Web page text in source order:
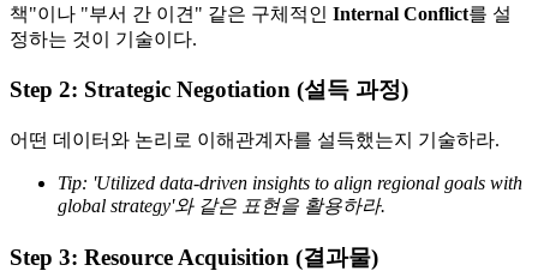
책"이나 "부서 간 이견" 같은 구체적인 ​ Internal Conflict를 설
정하는 것이 기술이다.
Step 2: Strategic Negotiation (설득 과정)
어떤 데이터와 논리로 이해관계자를 설득했는지 기술하라.
Tip: 'Utilized data-driven insights to align regional goals with
global strategy'와 같은 표현을 활용하라.
Step 3: Resource Acquisition (결과물)